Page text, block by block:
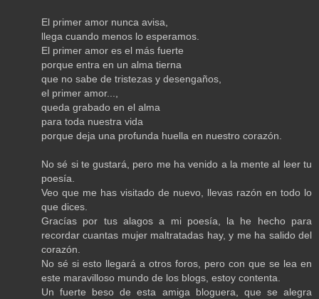
El primer amor nunca avisa,
llega cuando menos lo esperamos.
El primer amor es el más fuerte
porque entra en un alma tierna
que no sabe de tristezas y desengaños,
el primer amor...,
queda grabado en el alma
para toda nuestra vida
porque deja una profunda huella en nuestro corazón.
No sé si te gustará, pero me ha venido a la mente al leer tu
poesía.
Veo que me has visitado de nuevo, llevas razón en todo lo
que dices.
Gracías por tus alagos a mi poesía, la he hecho para
recordar cuantas mujer maltratadas hay, y me ha salido del
corazón.
No sé si esto llegará a otros foros, pero con que se lea en
este maravilloso mundo de los blogs, estoy contenta.
Un fuerte beso de esta amiga bloguera, que se alegra